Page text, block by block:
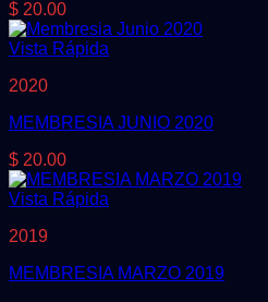
$ 20.00
Vista Rápida
2020
MEMBRESIA JUNIO 2020
$ 20.00
Vista Rápida
2019
MEMBRESIA MARZO 2019